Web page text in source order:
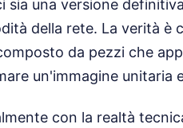
una versione
della rete. La verità è
da pezzi che
un'immagine unitaria
con la realtà